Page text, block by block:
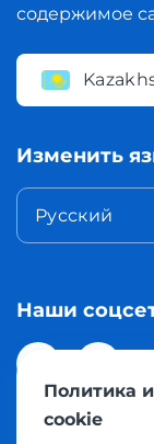
содержимое
Изменить
Русский
Наши
Политика
cookie